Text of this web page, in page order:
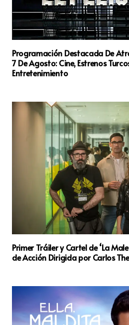
Programación Destacada De
7 De Agosto: Cine, Estrenos
Entretenimiento
Primer Tráiler y Cartel de ‘La
de Acción Dirigida por Carlos